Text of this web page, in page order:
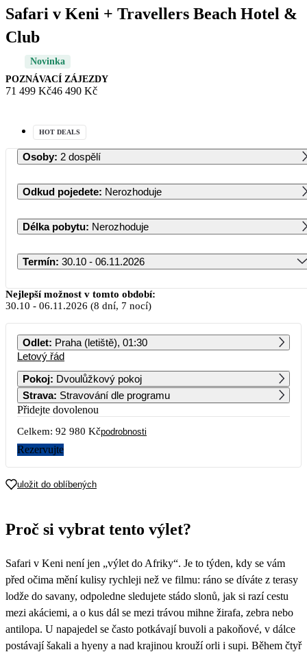
Safari v Keni + Travellers Beach Hotel &
Club
Novinka
POZNÁVACÍ ZÁJEZDY
71 499 Kč46 490 Kč
HOT DEALS
Osoby: 2 dospělí
Odkud pojedete: Nerozhoduje
Délka pobytu: Nerozhoduje
Termín: 30.10 - 06.11.2026
Říjen 2026
PO ÚT ST ČT PÁ SO NE
5 6 7 8
12 13 14
19 20 21 22 23 24 25
Nejlepší možnost v tomto období:
30.10 - 06.11.2026 (8 dní, 7 nocí)
Odlet: Praha (letiště), 01:30
Letový řád
Pokoj: Dvoulůžkový pokoj
Strava: Stravování dle programu
Přidejte dovolenou
Celkem: 92 980 Kčpodrobnosti
Rezervujte
uložit do oblíbených
Proč si vybrat tento výlet?
Safari v Keni není jen „výlet do Afriky“. Je to týden, kdy se vám
před očima mění kulisy rychleji než ve filmu: ráno se díváte z terasy
lodže do savany, odpoledne sledujete stádo slonů, jak si razí cestu
mezi akáciemi, a o kus dál se mezi trávou mihne žirafa, zebra nebo
antilopa. U napajedel se často potkávají buvoli a pakoňové, v dálce
postávají šakali a hyeny a nad krajinou krouží orli i supi. Během čtyř